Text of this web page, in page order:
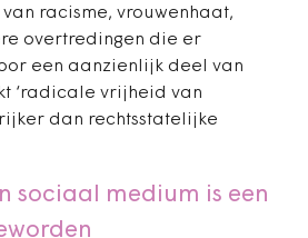
racisme, vrouwenhaat,
overtredingen die er
een aanzienlijk deel van
‘radicale vrijheid van
dan rechtsstatelijke
sociaal medium is een